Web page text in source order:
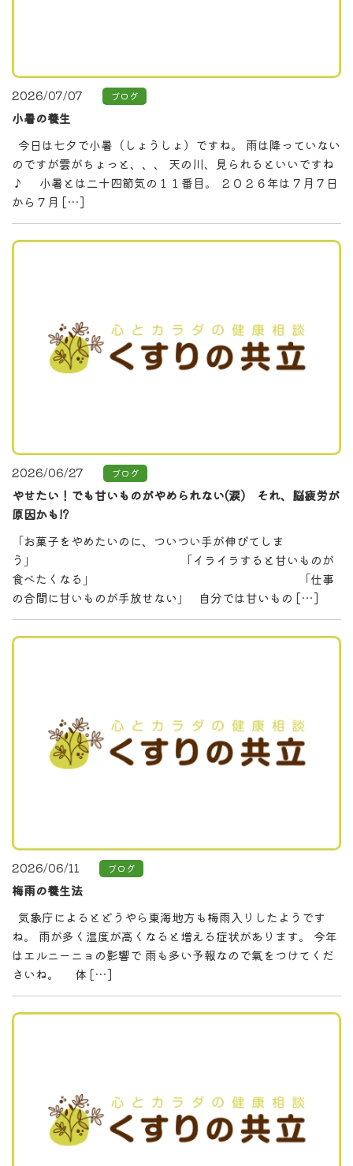
2026/07/07 ブログ
小暑の養生
今日は七夕で小暑（しょうしょ）ですね。 雨は降っていない
のですが雲がちょっと、、、 天の川、見られるといいですね
♪ 小暑とは二十四節気の１１番目。 ２０２６年は７月７日
から７月 […]
2026/06/27 ブログ
やせたい！でも甘いものがやめられない(涙) それ、脳疲労が
原因かも!?
「お菓子をやめたいのに、ついつい手が伸びてしま
う」 「イライラすると甘いものが
食べたくなる」 「仕事
の合間に甘いものが手放せない」 自分では甘いもの […]
2026/06/11 ブログ
梅雨の養生法
気象庁によるとどうやら東海地方も梅雨入りしたようです
ね。 雨が多く湿度が高くなると増える症状があります。 今年
はエルニーニョの影響で 雨も多い予報なので氣をつけてくだ
さいね。 体 […]